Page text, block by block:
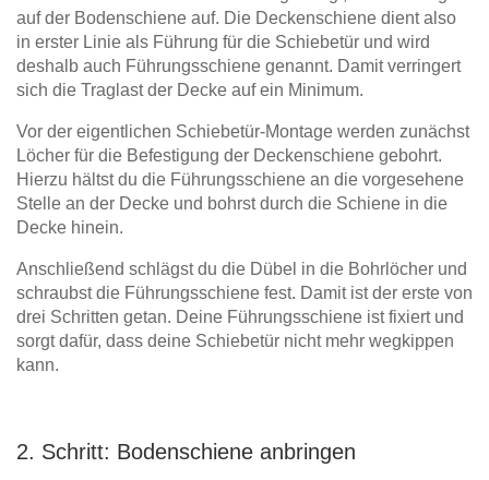
auf der Bodenschiene auf. Die Deckenschiene dient also
in erster Linie als Führung für die Schiebetür und wird
deshalb auch Führungsschiene genannt. Damit verringert
sich die Traglast der Decke auf ein Minimum.
Vor der eigentlichen Schiebetür-Montage werden zunächst
Löcher für die Befestigung der Deckenschiene gebohrt.
Hierzu hältst du die Führungsschiene an die vorgesehene
Stelle an der Decke und bohrst durch die Schiene in die
Decke hinein.
Anschließend schlägst du die Dübel in die Bohrlöcher und
schraubst die Führungsschiene fest. Damit ist der erste von
drei Schritten getan. Deine Führungsschiene ist fixiert und
sorgt dafür, dass deine Schiebetür nicht mehr wegkippen
kann.
2. Schritt: Bodenschiene anbringen